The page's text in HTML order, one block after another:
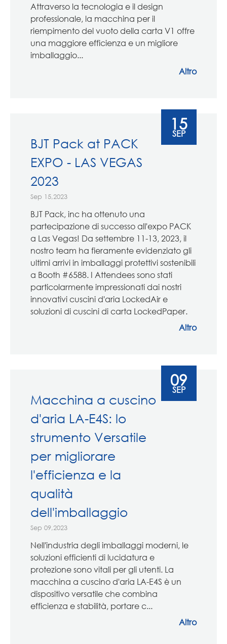
Attraverso la tecnologia e il design
professionale, la macchina per il
riempimento del vuoto della carta V1 offre
una maggiore efficienza e un migliore
imballaggio...
Altro
BJT Pack at PACK
EXPO - LAS VEGAS
2023
Sep 15,2023
BJT Pack, inc ha ottenuto una
partecipazione di successo all'expo PACK
a Las Vegas! Da settembre 11-13, 2023, il
nostro team ha fieramente evidenziato gli
ultimi arrivi in imballaggi protettivi sostenibili
a Booth #6588. I Attendees sono stati
particolarmente impressionati dai nostri
innovativi cuscini d'aria LockedAir e
soluzioni di cuscini di carta LockedPaper.
Altro
15
SEP
Macchina a cuscino
d'aria LA-E4S: lo
strumento Versatile
per migliorare
l'efficienza e la
qualità
dell'imballaggio
Sep 09,2023
Nell'industria degli imballaggi moderni, le
soluzioni efficienti di lucidatura e
protezione sono vitali per gli utenti. La
macchina a cuscino d'aria LA-E4S è un
dispositivo versatile che combina
efficienza e stabilità, portare c...
Altro
09
SEP